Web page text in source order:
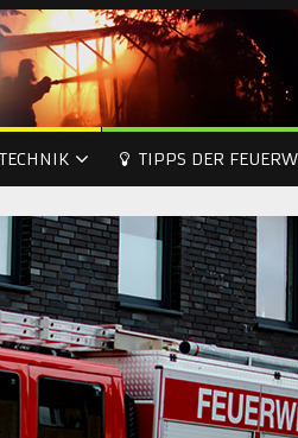
TECHNIK TIPPS DER